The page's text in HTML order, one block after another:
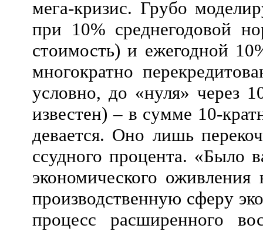
мега-кризис. Грубо
при 10% среднегодовой
стоимость) и ежегодной
многократно
условно, до «нуля» через
известен) – в сумме 10-
девается. Оно лишь
ссудного процента. «Было
экономического
производственную сферу
процесс расширенного